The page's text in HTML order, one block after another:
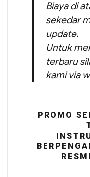
Biaya di
sekedar
update.
Untuk
terbaru
kami via
PROMO